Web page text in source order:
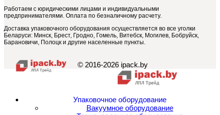
Работаем с юридическими лицами и индивидуальными
предпринимателями. Оплата по безналичному расчету.
Доставка упаковочного оборудования осуществляется во все уголки
Беларуси: Минск, Брест, Гродно, Гомель, Витебск, Могилев, Бобруйск,
Барановичи, Полоцк и другие населенные пункты.
© 2016-2026 ipack.by
Упаковочное оборудование
Вакуумное оборудование